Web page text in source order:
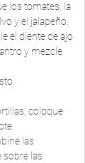
los tomates, la
y el jalapeño.
el diente de ajo
y mezcle
coloque
sobre las